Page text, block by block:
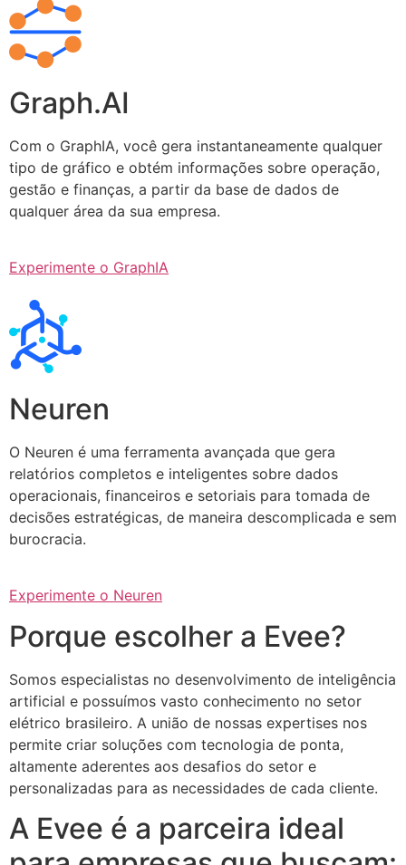
Graph.AI
Com o GraphIA, você gera instantaneamente qualquer
tipo de gráfico e obtém informações sobre operação,
gestão e finanças, a partir da base de dados de
qualquer área da sua empresa.
Experimente o GraphIA
Neuren
O Neuren é uma ferramenta avançada que gera
relatórios completos e inteligentes sobre dados
operacionais, financeiros e setoriais para tomada de
decisões estratégicas, de maneira descomplicada e sem
burocracia.
Experimente o Neuren
Porque escolher a Evee?
Somos especialistas no desenvolvimento de inteligência
artificial e possuímos vasto conhecimento no setor
elétrico brasileiro. A união de nossas expertises nos
permite criar soluções com tecnologia de ponta,
altamente aderentes aos desafios do setor e
personalizadas para as necessidades de cada cliente.
A Evee é a parceira ideal